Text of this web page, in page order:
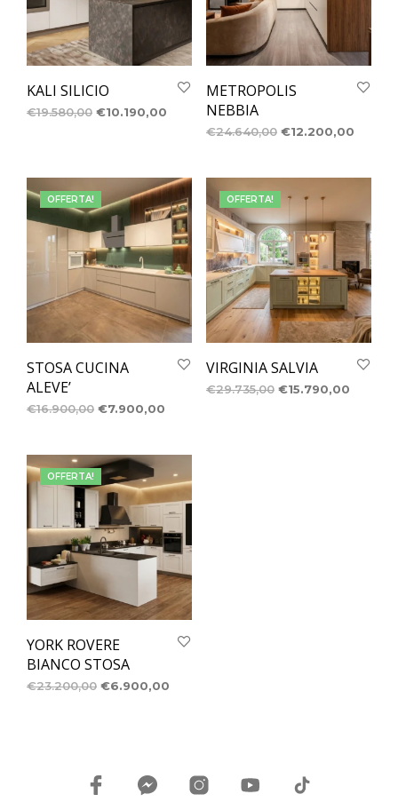
KALI SILICIO
€19.580,00 €10.190,00
METROPOLIS
NEBBIA
€24.640,00 €12.200,00
OFFERTA!
STOSA CUCINA
ALEVE’
€16.900,00 €7.900,00
OFFERTA!
VIRGINIA SALVIA
€29.735,00 €15.790,00
OFFERTA!
YORK ROVERE
BIANCO STOSA
€23.200,00 €6.900,00